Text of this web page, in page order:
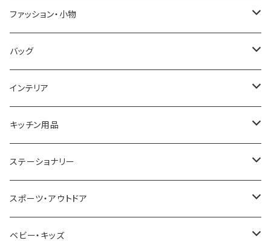
GRANDEUR
COGU
GAGA MILANO
CACTUS
TIMEX
NIXON
AVALANCHE
LACOSTE
DIESEL
MICHAEL KORS
NO BRAND
DUCT
TRANSNUMBER
SAAMA HOMME
ARNOLD PALMER
MICHAEL KORS
DIESEL
ALV
GUCCI
TIFFANY&CO
FOLLI FOLLIE
POLICE
PAUL HEWITT
22designstudio
BOTTEGA VENETA
ファッション・小物
DAKS
栃木レザー
NIKE
DUNHILL
NEWYORKER
OROBIANCO
バッグ
MANHATTAN PORTAGE
United HOMME
RODANIA
BEAMZSQUARE
BLAZER CLUB
インテリア
CRYSTOCRAFT
SEIKO
CITIZEN
BRAUN
キッチン用品
I'mD
Helios
VALENTINO VISCANI
ステーショナリー
LAMY
WATERMAN
スポーツ・アウトドア
Trangia
ベビー・キッズ